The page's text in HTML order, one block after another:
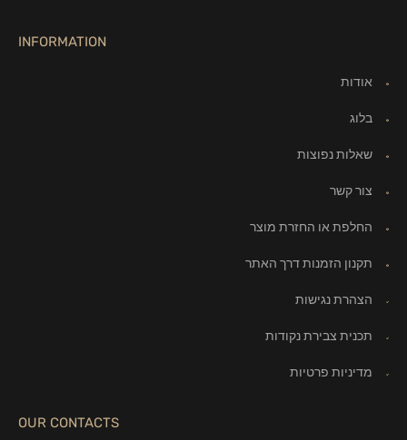
INFORMATION
אודות
בלוג
שאלות נפוצות
צור קשר
החלפת או החזרת מוצר
תקנון הזמנות דרך האתר
הצהרת נגישות
תכנית צבירת נקודות
מדיניות פרטיות
OUR CONTACTS